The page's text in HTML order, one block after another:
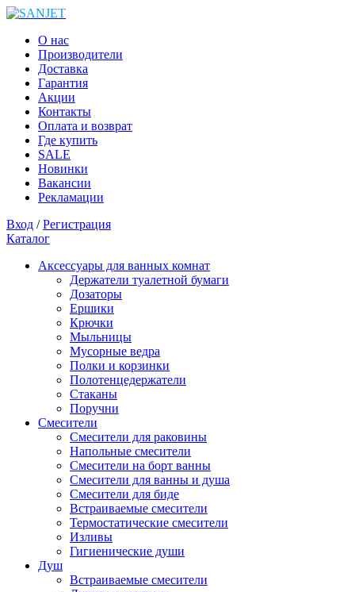
О нас
Производители
Доставка
Гарантия
Акции
Контакты
Оплата и возврат
Где купить
SALE
Новинки
Вакансии
Рекламации
Вход /Регистрация
Каталог
Аксессуары для ванных комнат
Держатели туалетной бумаги
Дозаторы
Ершики
Крючки
Мыльницы
Мусорные ведра
Полки и корзинки
Полотенцедержатели
Стаканы
Поручни
Смесители
Смесители для раковины
Напольные смесители
Смесители на борт ванны
Смесители для ванны и душа
Смесители для биде
Встраиваемые смесители
Термостатические смесители
Изливы
Гигиенические души
Душ
Встраиваемые смесители